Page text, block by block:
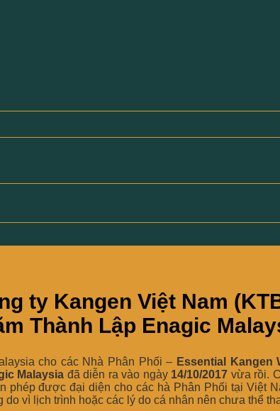
ty Kangen Việt Nam
Thành Lập Enagic
cho các Nhà Phân Phối – Essential Kangen
Malaysia đã diễn ra vào ngày 14/10/2017 vừa rồi.
phép được đại diện cho các hà Phân Phối tại Việt
do vì lịch trình hoặc các lý do cá nhân nên chưa thể